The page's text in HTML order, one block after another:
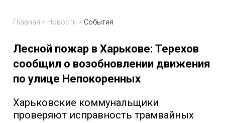
Главная > Новости > События
Лесной пожар в Харькове: Терехов
сообщил о возобновлении движения
по улице Непокоренных
Харьковские коммунальщики
проверяют исправность трамвайных